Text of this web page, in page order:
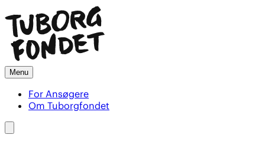
Menu
For Ansøgere
Om Tuborgfondet